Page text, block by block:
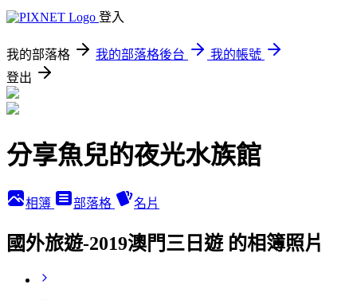
登入
我的部落格 我的部落格後台
我的帳號
登出
分享魚兒的夜光水族館
相簿 部落格 名片
國外旅遊-2019澳門三日遊 的相簿照片